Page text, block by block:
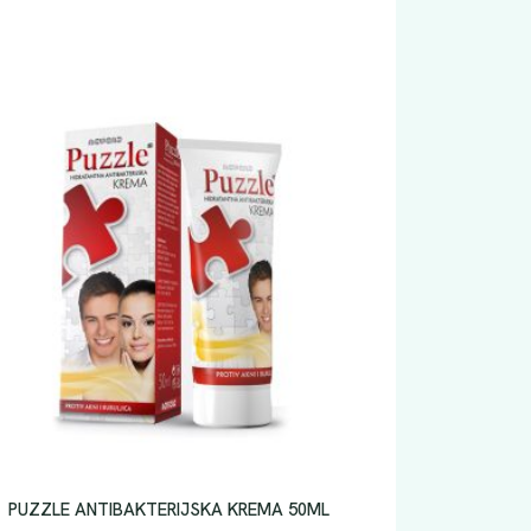
PUZZLE ANTIBAKTERIJSKA KREMA 50ML